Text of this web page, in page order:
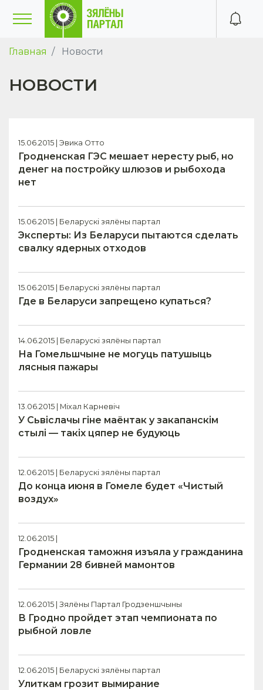
Главная Новости
НОВОСТИ
15.06.2015 | Эвика Отто
Гродненская ГЭС мешает нересту рыб, но
денег на постройку шлюзов и рыбохода
нет
15.06.2015 | Беларускі зялёны партал
Эксперты: Из Беларуси пытаются сделать
свалку ядерных отходов
15.06.2015 | Беларускі зялёны партал
Где в Беларуси запрещено купаться?
14.06.2015 | Беларускі зялёны партал
На Гомельшчыне не могуць патушыць
лясныя пажары
13.06.2015 | Міхал Карневіч
У Сьвіслачы гіне маёнтак у закапанскім
стылі — такіх цяпер не будуюць
12.06.2015 | Беларускі зялёны партал
До конца июня в Гомеле будет «Чистый
воздух»
12.06.2015 |
Гродненская таможня изъяла у гражданина
Германии 28 бивней мамонтов
12.06.2015 | Зялёны Партал Гродзеншчыны
В Гродно пройдет этап чемпионата по
рыбной ловле
12.06.2015 | Беларускі зялёны партал
Улиткам грозит вымирание